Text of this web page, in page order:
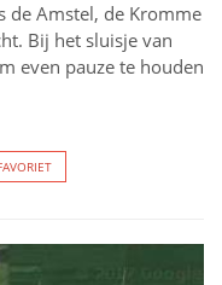
de Amstel, de Kromme
Bij het sluisje van
even pauze te houden